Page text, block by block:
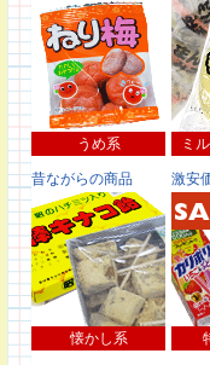
うめ系 ミ
昔ながらの商品
懐かし系
激安